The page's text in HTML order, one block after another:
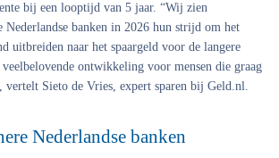
bij een looptijd van 5 jaar. “Wij zien
Nederlandse banken in 2026 hun strijd om het
uitbreiden naar het spaargeld voor de langere
ontwikkeling voor mensen die graag
vertelt Sieto de Vries, expert sparen bij Geld.nl.
Nederlandse banken